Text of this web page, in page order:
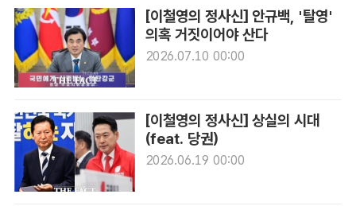
[이철영의 정사신] 안규백, '탈영'
의혹 거짓이어야 산다
2026.07.10 00:00
[이철영의 정사신] 상실의 시대
(feat. 당권)
2026.06.19 00:00